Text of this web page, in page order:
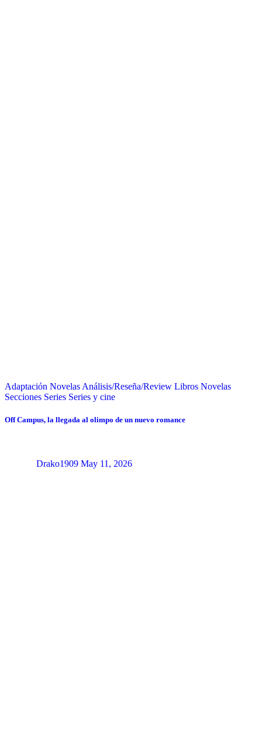
Adaptación Novelas Análisis/Reseña/Review Libros Novelas
Secciones Series Series y cine
Off Campus, la llegada al olimpo de un nuevo romance
Drako1909 May 11, 2026